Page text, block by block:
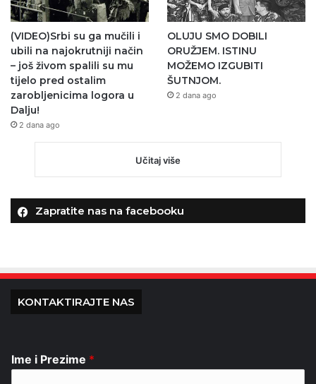
(VIDEO)Srbi su ga mučili i
ubili na najokrutniji način
– još živom spalili su mu
tijelo pred ostalim
zarobljenicima logora u
Dalju!
2 dana ago
OLUJU SMO DOBILI
ORUŽJEM. ISTINU
MOŽEMO IZGUBITI
ŠUTNJOM.
2 dana ago
Učitaj više
Zapratite nas na facebooku
KONTAKTIRAJTE NAS
Ime i Prezime *